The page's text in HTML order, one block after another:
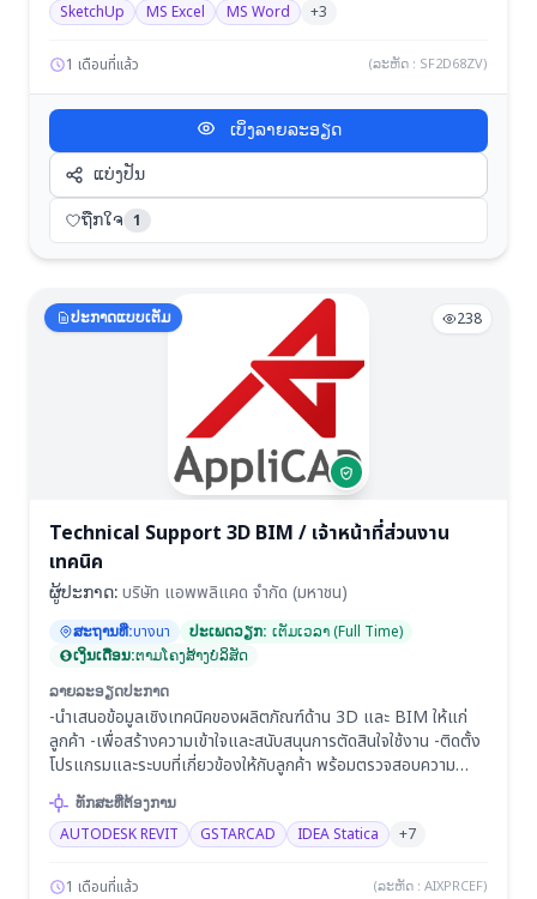
SketchUp
MS Excel MS Word +3
1 เดือนที่แล้ว (ລະຫັດ : SF2D68ZV)
ເບິ່ງລາຍລະອຽດ
ແບ່ງປັນ
ຖືກໃຈ 1
ປະກາດແບບເຕັມ 238
Technical Support 3D BIM / เจ้าหน้าที่ส่วนงาน
เทคนิค
ຜູ້ປະກາດ:บริษัท แอพพลิแคด จํากัด (มหาชน)
ສະຖານທີ່:บางนา ປະເພດວຽກ: ເຕັມເວລາ (Full Time)
ເງິນເດືອນ:ຕາມໂຄງສ້າງບໍລິສັດ
ລາຍລະອຽດປະກາດ
-นำเสนอข้อมูลเชิงเทคนิคของผลิตภัณฑ์ด้าน 3D และ BIM ให้แก่
ลูกค้า -เพื่อสร้างความเข้าใจและสนับสนุนการตัดสินใจใช้งาน -ติดตั้ง
โปรแกรมและระบบที่เกี่ยวข้องให้กับลูกค้า พร้อมตรวจสอบความ
พร้อมในการใช้งาน -จัดอบรมและสาธิตการใช้งานผลิตภัณฑ์ให้แก่
ลูกค้า ทั้งในรูปแบบ On-site และ Online -ให้คำปรึกษา แนะนำ และ
แก้ไขปัญหาด้านเทคนิค (Technical Support) ให้กับลูกค้าอย่างมี
สัมมนา งานแสดงสินค้า หรือกิจกรรมส่งเสริมการขาย -รับงาน
ທັກສະທີ່ຕ້ອງການ
AUTODESK REVIT
GSTARCAD IDEA Statica +7
1 เดือนที่แล้ว (ລະຫັດ : AIXPRCEF)